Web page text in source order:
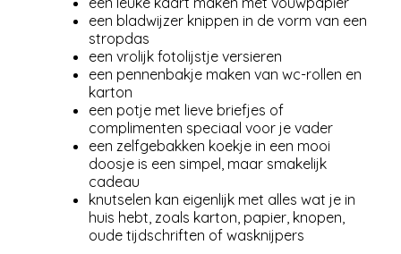
een bladwijzer knippen in de vorm van een
stropdas
een vrolijk fotolijstje versieren
een pennenbakje maken van wc-rollen en
karton
een potje met lieve briefjes of
complimenten speciaal voor je vader
een zelfgebakken koekje in een mooi
doosje is een simpel, maar smakelijk
cadeau
knutselen kan eigenlijk met alles wat je in
huis hebt, zoals karton, papier, knopen,
oude tijdschriften of wasknijpers